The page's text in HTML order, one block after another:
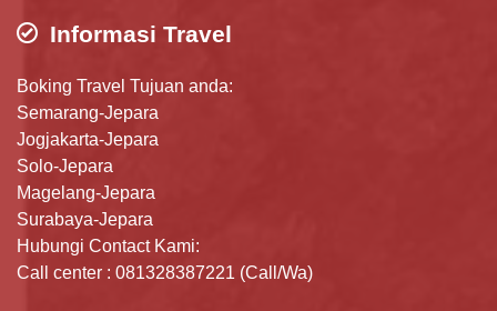
Informasi Travel
Boking Travel Tujuan anda:
Semarang-Jepara
Jogjakarta-Jepara
Solo-Jepara
Magelang-Jepara
Surabaya-Jepara
Hubungi Contact Kami:
Call center : 081328387221 (Call/Wa)